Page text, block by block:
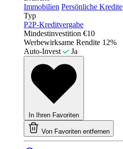
Immobilien Persönliche Kredite
Typ
P2P-Kreditvergabe
Mindestinvestition €10
Werbewirksame Rendite 12%
Auto-Invest
Ja
In Ihren Favoriten
Von Favoriten entfernen